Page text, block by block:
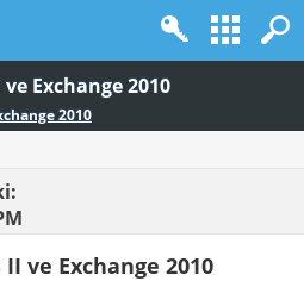
Exchange 2010
2010
ve Exchange 2010